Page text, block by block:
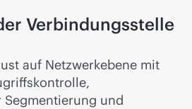
Verbindungsstelle
auf Netzwerkebene mit
und